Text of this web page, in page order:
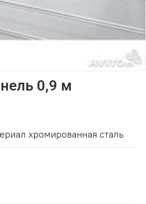
0,9 м
хромированная сталь